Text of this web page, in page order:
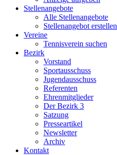
Stellenangebote
Alle Stellenangebote
Stellenangebot erstellen
Vereine
Tennisverein suchen
Bezirk
Vorstand
Sportausschuss
Jugendausschuss
Referenten
Ehrenmitglieder
Der Bezirk 3
Satzung
Presseartikel
Newsletter
Archiv
Kontakt